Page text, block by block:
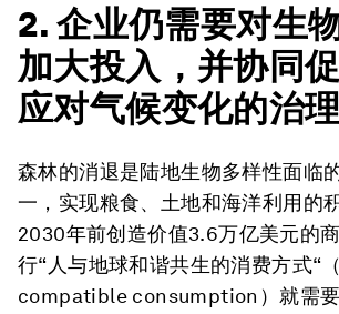
2. 企业仍需要对生
加大投入，并协同
应对气候变化的治理
森林的消退是陆地生物多样性面临
一，实现粮食、土地和海洋利用的
2030年前创造价值3.6万亿美元的
行“人与地球和谐共生的消费方式“
compatible consumption）就需